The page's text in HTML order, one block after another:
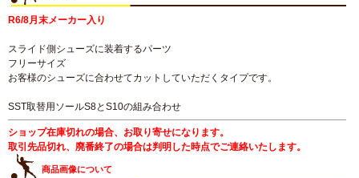
R6/8月末メーカー入り
スライド側シューズに装着するパーツ
フリーサイズ
お客様のシューズに合わせてカットしていただくタイプです。
SST取替用ソールS8とS10の組み合わせ
ショップ在庫切れの場合、お取り寄せになります。
取引先品切れ、廃番終了の場合は判明した時点でご連絡いたします。
商品画像について